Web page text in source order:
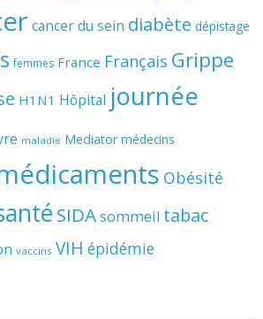
cancer du sein diabète dépistage
femmes France Français Grippe
H1N1 Hôpital journée
maladie Mediator médecins
Obésité
SIDAsommeil tabac
vaccins VIH épidémie